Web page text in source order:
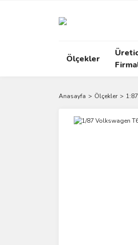
Ölçekler
Anasayfa Ölçekler 1:87